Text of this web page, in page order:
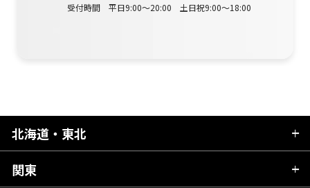
受付時間 平日9:00～20:00 土日祝9:00～18:00
北海道・東北
北海道
関東